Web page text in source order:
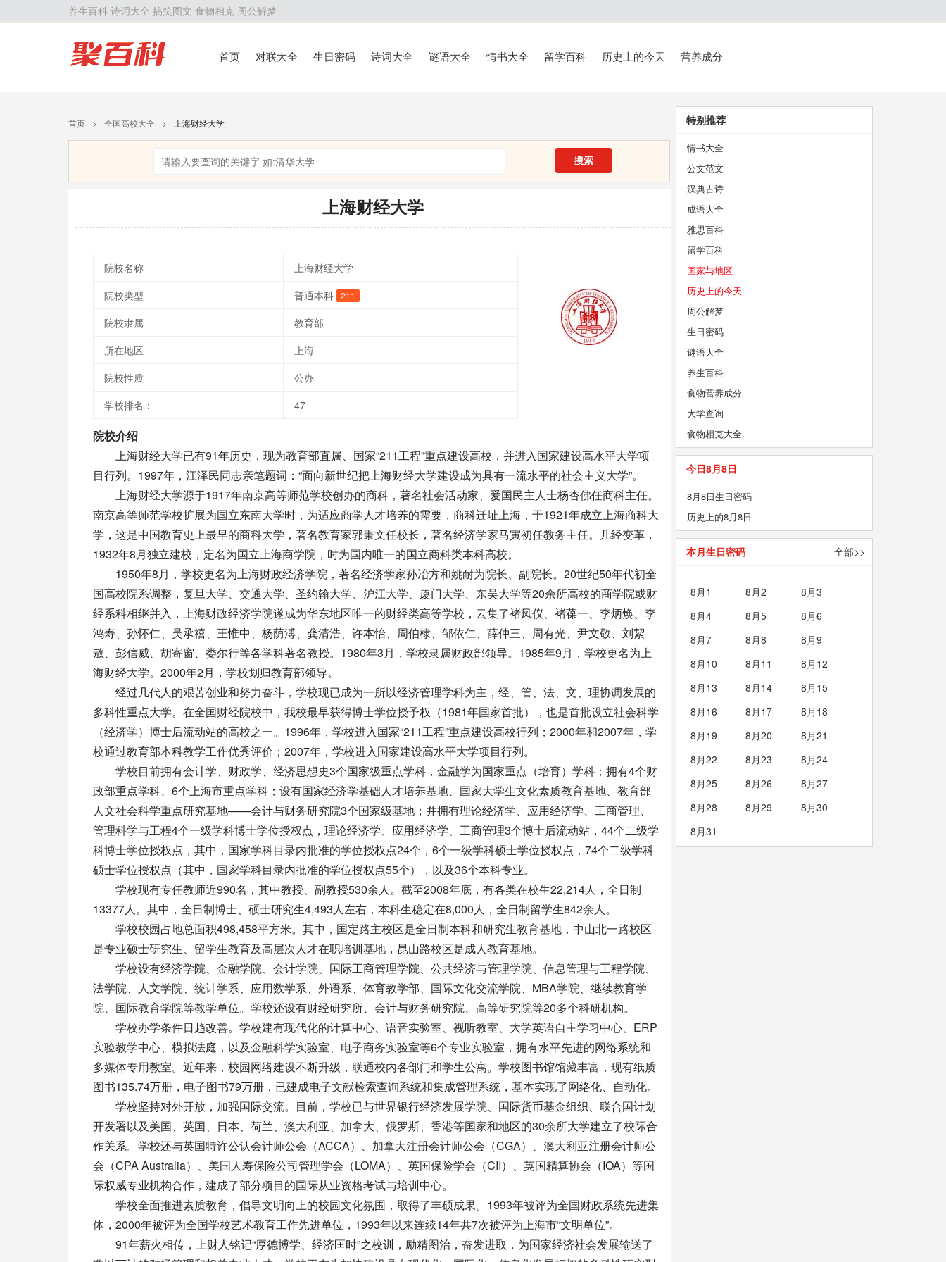
养生百科 诗词大全 搞笑图文 食物相克 周公解梦
首页 对联大全 生日密码 诗词大全 谜语大全 情书大全 留学百科 历史上的今天 营养成分
首页 > 全国高校大全 > 上海财经大学
搜索
上海财经大学
院校名称
上海财经大学
院校类型
普通本科 211
院校隶属
教育部
所在地区
上海
院校性质
公办
学校排名：
47
院校介绍
上海财经大学已有91年历史，现为教育部直属、国家“211工程”重点建设高校，并进入国家建设高水平大学项
目行列。1997年，江泽民同志亲笔题词：“面向新世纪把上海财经大学建设成为具有一流水平的社会主义大学”。
上海财经大学源于1917年南京高等师范学校创办的商科，著名社会活动家、爱国民主人士杨杏佛任商科主任。
南京高等师范学校扩展为国立东南大学时，为适应商学人才培养的需要，商科迁址上海，于1921年成立上海商科大
学，这是中国教育史上最早的商科大学，著名教育家郭秉文任校长，著名经济学家马寅初任教务主任。几经变革，
1932年8月独立建校，定名为国立上海商学院，时为国内唯一的国立商科类本科高校。
1950年8月，学校更名为上海财政经济学院，著名经济学家孙冶方和姚耐为院长、副院长。20世纪50年代初全
国高校院系调整，复旦大学、交通大学、圣约翰大学、沪江大学、厦门大学、东吴大学等20余所高校的商学院或财
经系科相继并入，上海财政经济学院遂成为华东地区唯一的财经类高等学校，云集了褚凤仪、褚葆一、李炳焕、李
鸿寿、孙怀仁、吴承禧、王惟中、杨荫溥、龚清浩、许本怡、周伯棣、邹依仁、薛仲三、周有光、尹文敬、刘絜
敖、彭信威、胡寄窗、娄尔行等各学科著名教授。1980年3月，学校隶属财政部领导。1985年9月，学校更名为上
海财经大学。2000年2月，学校划归教育部领导。
经过几代人的艰苦创业和努力奋斗，学校现已成为一所以经济管理学科为主，经、管、法、文、理协调发展的
多科性重点大学。在全国财经院校中，我校最早获得博士学位授予权（1981年国家首批），也是首批设立社会科学
（经济学）博士后流动站的高校之一。1996年，学校进入国家“211工程”重点建设高校行列；2000年和2007年，学
校通过教育部本科教学工作优秀评价；2007年，学校进入国家建设高水平大学项目行列。
学校目前拥有会计学、财政学、经济思想史3个国家级重点学科，金融学为国家重点（培育）学科；拥有4个财
政部重点学科、6个上海市重点学科；设有国家经济学基础人才培养基地、国家大学生文化素质教育基地、教育部
人文社会科学重点研究基地——会计与财务研究院3个国家级基地；并拥有理论经济学、应用经济学、工商管理、
管理科学与工程4个一级学科博士学位授权点，理论经济学、应用经济学、工商管理3个博士后流动站，44个二级学
科博士学位授权点，其中，国家学科目录内批准的学位授权点24个，6个一级学科硕士学位授权点，74个二级学科
硕士学位授权点（其中，国家学科目录内批准的学位授权点55个），以及36个本科专业。
学校现有专任教师近990名，其中教授、副教授530余人。截至2008年底，有各类在校生22,214人，全日制
13377人。其中，全日制博士、硕士研究生4,493人左右，本科生稳定在8,000人，全日制留学生842余人。
学校校园占地总面积498,458平方米。其中，国定路主校区是全日制本科和研究生教育基地，中山北一路校区
是专业硕士研究生、留学生教育及高层次人才在职培训基地，昆山路校区是成人教育基地。
学校设有经济学院、金融学院、会计学院、国际工商管理学院、公共经济与管理学院、信息管理与工程学院、
法学院、人文学院、统计学系、应用数学系、外语系、体育教学部、国际文化交流学院、MBA学院、继续教育学
院、国际教育学院等教学单位。学校还设有财经研究所、会计与财务研究院、高等研究院等20多个科研机构。
学校办学条件日趋改善。学校建有现代化的计算中心、语音实验室、视听教室、大学英语自主学习中心、ERP
实验教学中心、模拟法庭，以及金融科学实验室、电子商务实验室等6个专业实验室，拥有水平先进的网络系统和
多媒体专用教室。近年来，校园网络建设不断升级，联通校内各部门和学生公寓。学校图书馆馆藏丰富，现有纸质
图书135.74万册，电子图书79万册，已建成电子文献检索查询系统和集成管理系统，基本实现了网络化、自动化。
学校坚持对外开放，加强国际交流。目前，学校已与世界银行经济发展学院、国际货币基金组织、联合国计划
开发署以及美国、英国、日本、荷兰、澳大利亚、加拿大、俄罗斯、香港等国家和地区的30余所大学建立了校际合
作关系。学校还与英国特许公认会计师公会（ACCA）、加拿大注册会计师公会（CGA）、澳大利亚注册会计师公
会（CPA Australia）、美国人寿保险公司管理学会（LOMA）、英国保险学会（CII）、英国精算协会（IOA）等国
际权威专业机构合作，建成了部分项目的国际从业资格考试与培训中心。
学校全面推进素质教育，倡导文明向上的校园文化氛围，取得了丰硕成果。1993年被评为全国财政系统先进集
体，2000年被评为全国学校艺术教育工作先进单位，1993年以来连续14年共7次被评为上海市“文明单位”。
91年薪火相传，上财人铭记“厚德博学、经济匡时”之校训，励精图治，奋发进取，为国家经济社会发展输送了
特别推荐
情书大全
公文范文
汉典古诗
成语大全
雅思百科
留学百科
国家与地区
历史上的今天
周公解梦
生日密码
谜语大全
养生百科
食物营养成分
大学查询
食物相克大全
今日8月8日
8月8日生日密码
历史上的8月8日
本月生日密码 全部>>
8月1 8月2
8月3
8月4
8月5
8月6
8月7
8月8
8月9
8月10
8月11
8月12
8月13
8月14
8月15
8月16
8月17
8月18
8月19
8月20
8月21
8月22
8月23
8月24
8月25
8月26
8月27
8月28
8月29
8月30
8月31